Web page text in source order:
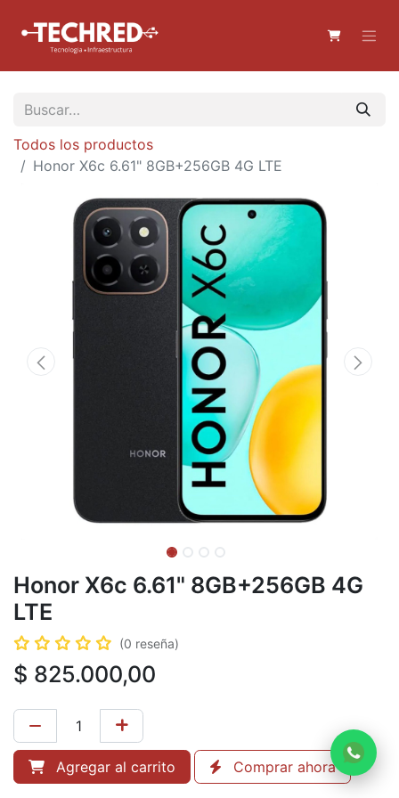
Todos los productos
Honor X6c 6.61" 8GB+256GB 4G LTE
Honor X6c 6.61" 8GB+256GB 4G
LTE
(0 reseña)
$ 825.000,00
Agregar al carrito Comprar ahora